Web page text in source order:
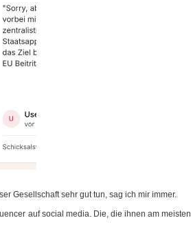
Gesell­schaft sehr gut tun, sag ich mir immer.
auf social media. Die, die ihnen am meis­ten